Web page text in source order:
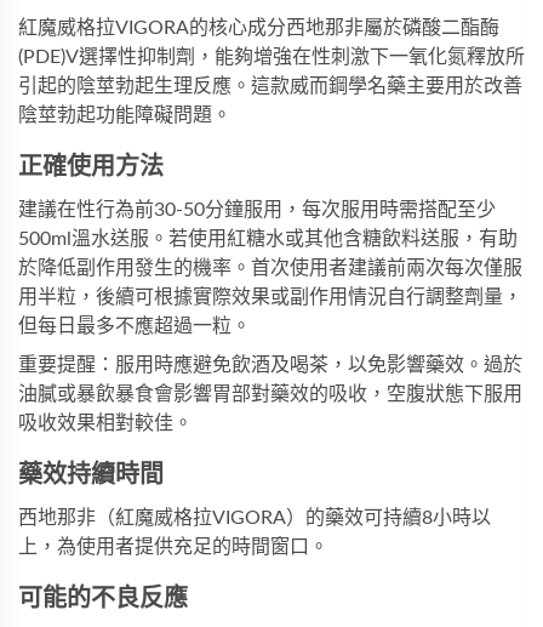
紅魔威格拉VIGORA的核心成分西地那非屬於磷酸二酯酶
(PDE)V選擇性抑制劑，能夠增強在性刺激下一氧化氮釋放所
引起的陰莖勃起生理反應。這款威而鋼學名藥主要用於改善
陰莖勃起功能障礙問題。
正確使用方法
建議在性行為前30-50分鐘服用，每次服用時需搭配至少
500ml溫水送服。若使用紅糖水或其他含糖飲料送服，有助
於降低副作用發生的機率。首次使用者建議前兩次每次僅服
用半粒，後續可根據實際效果或副作用情況自行調整劑量，
但每日最多不應超過一粒。
重要提醒：服用時應避免飲酒及喝茶，以免影響藥效。過於
油膩或暴飲暴食會影響胃部對藥效的吸收，空腹狀態下服用
吸收效果相對較佳。
藥效持續時間
西地那非（紅魔威格拉VIGORA）的藥效可持續8小時以
上，為使用者提供充足的時間窗口。
可能的不良反應